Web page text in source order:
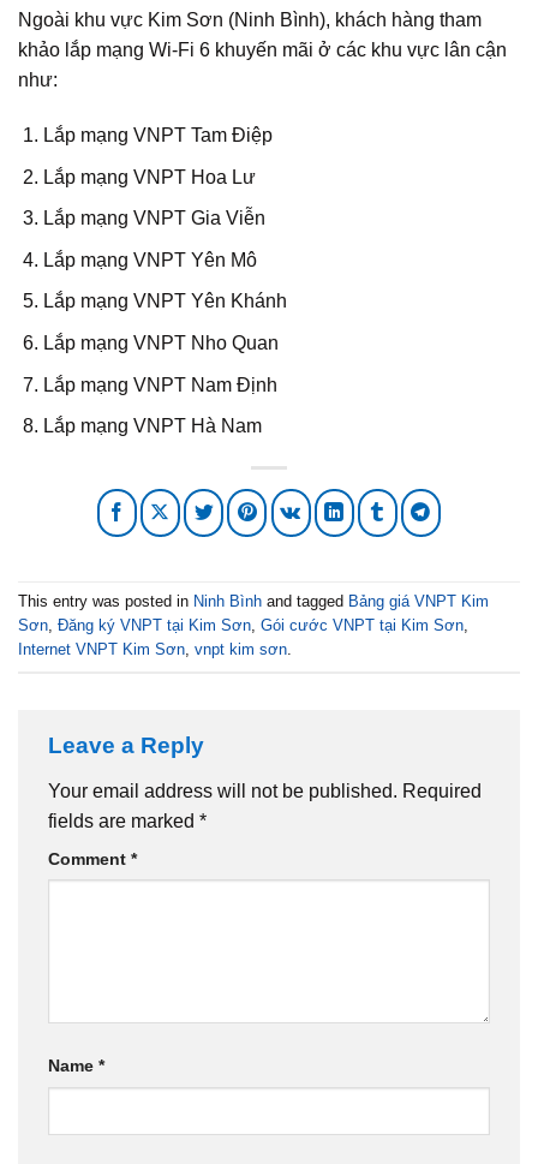
Ngoài khu vực Kim Sơn (Ninh Bình), khách hàng tham
khảo lắp mạng Wi-Fi 6 khuyến mãi ở các khu vực lân cận
như:
Lắp mạng VNPT Tam Điệp
Lắp mạng VNPT Hoa Lư
Lắp mạng VNPT Gia Viễn
Lắp mạng VNPT Yên Mô
Lắp mạng VNPT Yên Khánh
Lắp mạng VNPT Nho Quan
Lắp mạng VNPT Nam Định
Lắp mạng VNPT Hà Nam
This entry was posted in Ninh Bình and tagged Bảng giá VNPT Kim
Sơn, Đăng ký VNPT tại Kim Sơn, Gói cước VNPT tại Kim Sơn,
Internet VNPT Kim Sơn, vnpt kim sơn.
Leave a Reply
Your email address will not be published. Required
fields are marked *
Comment *
Name *